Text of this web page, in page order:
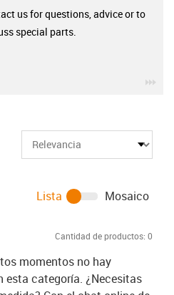
us for questions, advice or to
special parts.
Cantidad de productos: 0
Lista Mosaico
momentos no hay
esta categoría. ¿Necesitas